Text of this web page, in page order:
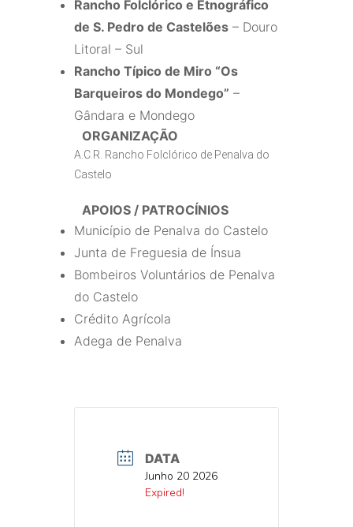
Rancho Folclórico e Etnográfico
de S. Pedro de Castelões – Douro
Litoral – Sul
Rancho Típico de Miro “Os
Barqueiros do Mondego” –
Gândara e Mondego
ORGANIZAÇÃO
A.C.R. Rancho Folclórico de Penalva do
Castelo
APOIOS / PATROCÍNIOS
Município de Penalva do Castelo
Junta de Freguesia de Ínsua
Bombeiros Voluntários de Penalva
do Castelo
Crédito Agrícola
Adega de Penalva
DATA
DATAJunho 20 2026
DATAExpired!